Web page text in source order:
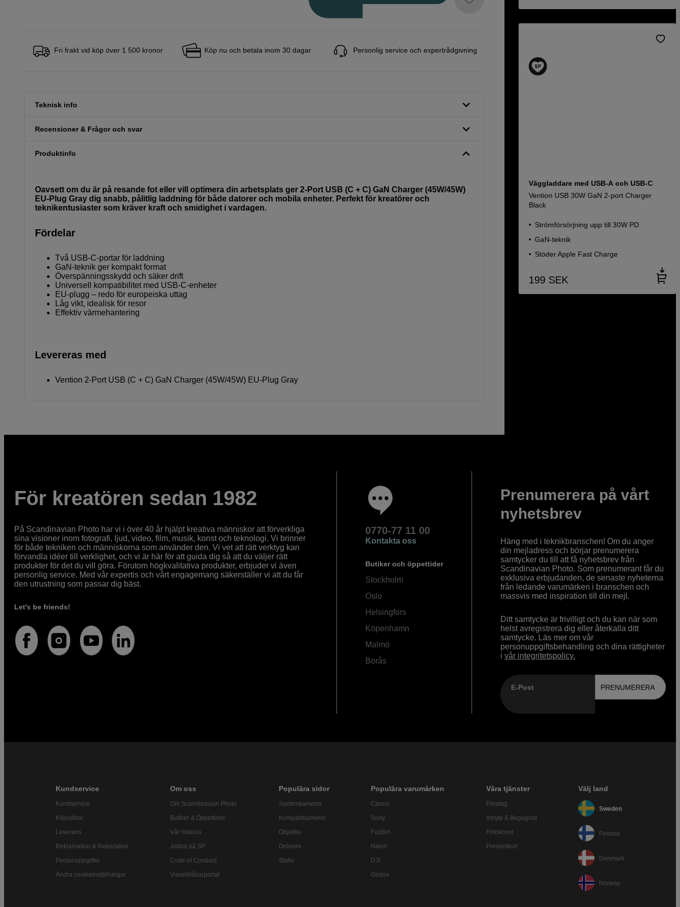
Fri frakt vid köp över 1 500 kronor Köp nu och betala inom 30 dagar Personlig service och expertrådgivning
Teknisk info
Recensioner & Frågor och svar
Produktinfo
Oavsett om du är på resande fot eller vill optimera din arbetsplats ger 2-Port USB (C + C) GaN Charger (45W/45W)
EU-Plug Gray dig snabb, pålitlig laddning för både datorer och mobila enheter. Perfekt för kreatörer och
teknikentusiaster som kräver kraft och smidighet i vardagen.
Fördelar
Två USB-C-portar för laddning
GaN-teknik ger kompakt format
Överspänningsskydd och säker drift
Universell kompatibilitet med USB-C-enheter
EU-plugg – redo för europeiska uttag
Låg vikt, idealisk för resor
Effektiv värmehantering
Levereras med
Vention 2-Port USB (C + C) GaN Charger (45W/45W) EU-Plug Gray
Väggladdare med USB-A och USB-C
Vention USB 30W GaN 2-port Charger
Black
Strömförsörjning upp till 30W PD
GaN-teknik
Stöder Apple Fast Charge
199 SEK
För kreatören sedan 1982
På Scandinavian Photo har vi i över 40 år hjälpt kreativa människor att förverkliga
sina visioner inom fotografi, ljud, video, film, musik, konst och teknologi. Vi brinner
för både tekniken och människorna som använder den. Vi vet att rätt verktyg kan
förvandla idéer till verklighet, och vi är här för att guida dig så att du väljer rätt
produkter för det du vill göra. Förutom högkvalitativa produkter, erbjuder vi även
personlig service. Med vår expertis och vårt engagemang säkerställer vi att du får
den utrustning som passar dig bäst.
Let's be friends!
0770-77 11 00
Kontakta oss
Butiker och öppettider
Stockholm
Oslo
Helsingfors
Köpenhamn
Malmö
Borås
Prenumerera på vårt
nyhetsbrev
Häng med i teknikbranschen! Om du anger
din mejladress och börjar prenumerera
samtycker du till att få nyhetsbrev från
Scandinavian Photo. Som prenumerant får du
exklusiva erbjudanden, de senaste nyheterna
från ledande varumärken i branschen och
massvis med inspiration till din mejl.
Ditt samtycke är frivilligt och du kan när som
helst avregistrera dig eller återkalla ditt
samtycke. Läs mer om vår
personuppgiftsbehandling och dina rättigheter
i vår integritetspolicy.
E-Post PRENUMERERA
Kundservice
Kundservice
Köpvillkor
Leverans
Reklamation & Reparation
Personuppgifter
Ändra cookieinställningar
Om oss
Om Scandinavian Photo
Butiker & Öppettider
Vår historia
Jobba på SP
Code of Conduct
Visselblåsarportal
Populära sidor
Systemkameror
Kompaktkameror
Objektiv
Drönare
Stativ
Populära varumärken
Canon
Sony
Fujifilm
Nikon
DJI
Godox
Våra tjänster
Företag
Inbyte & Begagnat
Fotokonst
Presentkort
Välj land
Sweden
Finland
Denmark
Norway